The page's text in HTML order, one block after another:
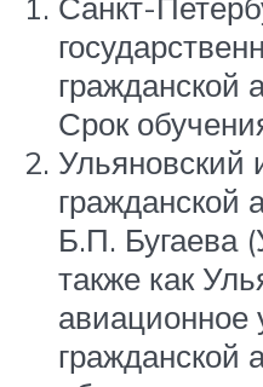
гражданской
Срок
Ульяновский
гражданской
Б.П. Бугаева
также как
гражданской